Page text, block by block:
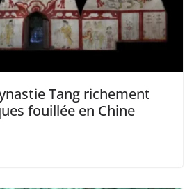
Tang richement
fouillée en Chine